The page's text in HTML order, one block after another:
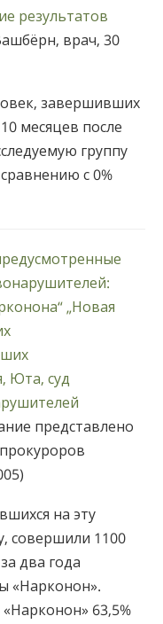
результатов
врач, 30
завершивших
месяцев после
группу
с 0%
„Новая
Юта, суд
представлено
на эту
совершили 1100
два года
«Нарконон».
63,5%